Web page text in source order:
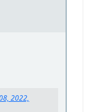
2022,